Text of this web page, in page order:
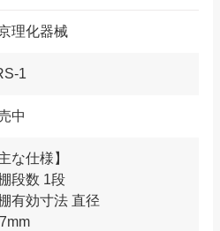
理化器械
1
中
な仕様】
段数 1段
棚有効寸法 直径